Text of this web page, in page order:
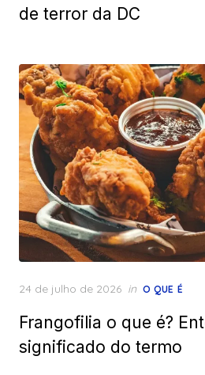
de terror da DC
Posted
24 de julho de 2026 in O QUE É
Frangofilia o que é?
significado do termo